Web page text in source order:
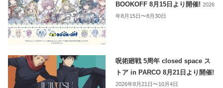
BOOKOFF 8月15日より開催!2026
年8月15日〜8月30日
呪術廻戦 5周年 closed space ス
トア in PARCO 8月21日より開催!
2026年8月21日〜10月4日